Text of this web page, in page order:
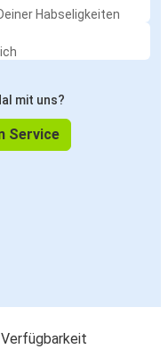
Habseligkeiten
mit uns?
Service